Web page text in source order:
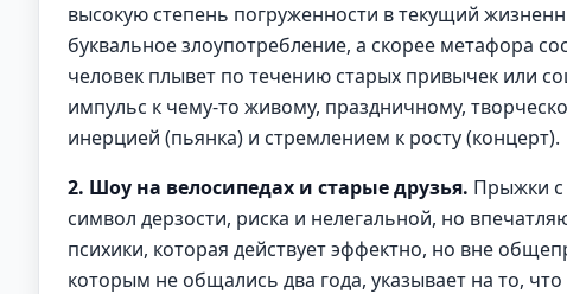
высокую степень погруженности в текущий
буквальное злоупотребление, а скорее метафора
человек плывет по течению старых привычек или
импульс к чему-то живому, праздничному,
инерцией (пьянка) и стремлением к росту (концерт).
2. Шоу на велосипедах и старые друзья. Прыжки
символ дерзости, риска и нелегальной, но
психики, которая действует эффектно, но вне
которым не общались два года, указывает на то,